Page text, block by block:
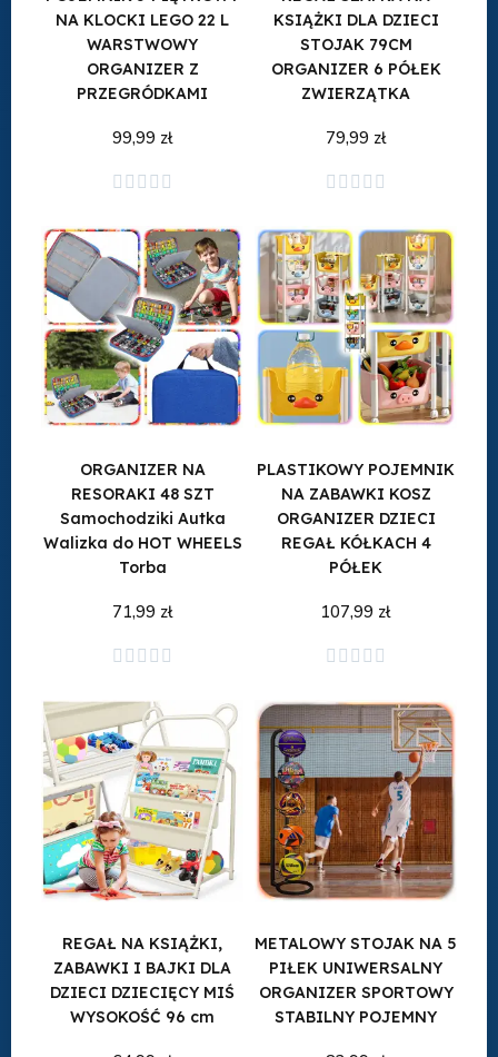
NA KLOCKI LEGO 22 L
WARSTWOWY
ORGANIZER Z
PRZEGRÓDKAMI
99,99 zł
    
Dodaj do koszyka
KSIĄŻKI DLA DZIECI
STOJAK 79CM
ORGANIZER 6 PÓŁEK
ZWIERZĄTKA
79,99 zł
    
Dodaj do koszyka
ORGANIZER NA
RESORAKI 48 SZT
Samochodziki Autka
Walizka do HOT WHEELS
Torba
71,99 zł
    
Dodaj do koszyka
PLASTIKOWY POJEMNIK
NA ZABAWKI KOSZ
ORGANIZER DZIECI
REGAŁ KÓŁKACH 4
PÓŁEK
107,99 zł
    
Dodaj do koszyka
REGAŁ NA KSIĄŻKI,
ZABAWKI I BAJKI DLA
DZIECI DZIECIĘCY MIŚ
WYSOKOŚĆ 96 cm
METALOWY STOJAK NA 5
PIŁEK UNIWERSALNY
ORGANIZER SPORTOWY
STABILNY POJEMNY